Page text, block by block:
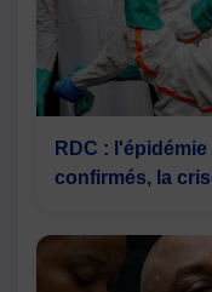
RDC :
confirmés, la